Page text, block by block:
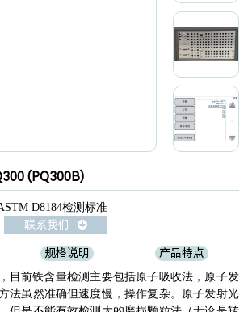
(PQ300B)
D8184检测标准
联系我们
规格说明 产品特点
目前铁含量检测主要包括原子吸收法，原子发
法虽然准确但速度慢，操作复杂。原子发射光